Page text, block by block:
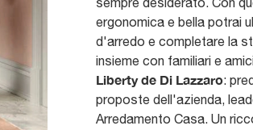
ergonomica e bella potrai
d'arredo e completare la
insieme con familiari e
Liberty de Di Lazzaro:
proposte dell'azienda,
Arredamento Casa. Un